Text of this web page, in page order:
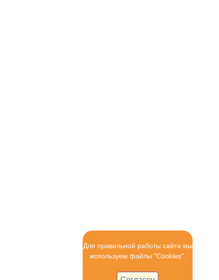
Для правильной работы сайта мы
используем файлы "Cookies".